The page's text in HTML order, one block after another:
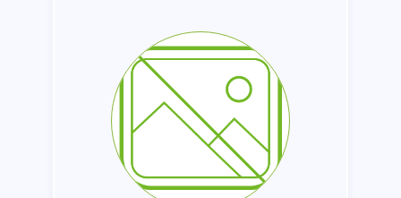
см.изготовитель Китай.дата
изготовления 10.2024.срок
годности не ограничен.на
этикетке надпись MC-7419.на
пакете узоры .цвет черный
(5).белый (5).розовый